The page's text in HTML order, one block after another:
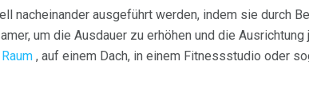
nacheinander ausgeführt werden, indem sie durch
um die Ausdauer zu erhöhen und die
, auf einem Dach, in einem Fitnessstudio oder